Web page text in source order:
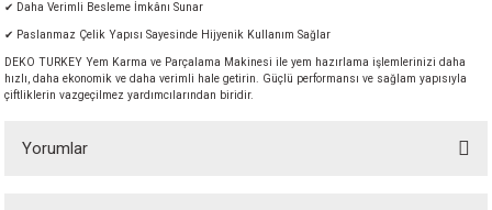
✔ Daha Verimli Besleme İmkânı Sunar
✔ Paslanmaz Çelik Yapısı Sayesinde Hijyenik Kullanım Sağlar
DEKO TURKEY Yem Karma ve Parçalama Makinesi ile yem hazırlama işlemlerinizi daha
hızlı, daha ekonomik ve daha verimli hale getirin. Güçlü performansı ve sağlam yapısıyla
çiftliklerin vazgeçilmez yardımcılarından biridir.
Yorumlar